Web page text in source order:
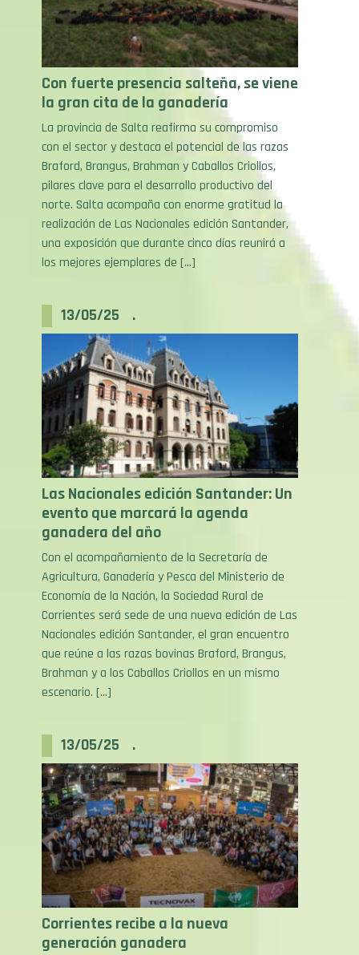
Con fuerte presencia salteña, se viene
la gran cita de la ganadería
La provincia de Salta reafirma su compromiso
con el sector y destaca el potencial de las razas
Braford, Brangus, Brahman y Caballos Criollos,
pilares clave para el desarrollo productivo del
norte. Salta acompaña con enorme gratitud la
realización de Las Nacionales edición Santander,
una exposición que durante cinco días reunirá a
los mejores ejemplares de […]
Las Nacionales edición Santander: Un
evento que marcará la agenda
ganadera del año
Con el acompañamiento de la Secretaría de
Agricultura, Ganadería y Pesca del Ministerio de
Economía de la Nación, la Sociedad Rural de
Corrientes será sede de una nueva edición de Las
Nacionales edición Santander, el gran encuentro
que reúne a las razas bovinas Braford, Brangus,
Brahman y a los Caballos Criollos en un mismo
escenario. […]
Corrientes recibe a la nueva
generación ganadera
Con espíritu joven, pasión por el campo y muchas